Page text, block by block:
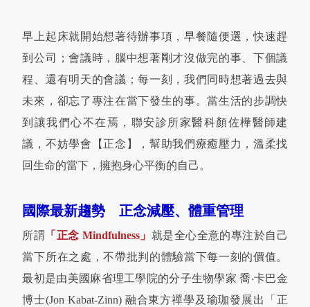
早上起床就開始想著待辦事項，早餐隨便選，快速趕
到公司；會議時，腦中想著剛才沒做完的事、下個議
程、還有明天的會議；每一刻，我們同時想著過去與
未來，卻忘了專注在當下發生的事。當生活的步調快
到讓我們心不在焉，聯安診所家醫科顏佐樺醫師建
議，不妨學會【正念】，幫助我們療癒壓力，溫柔找
回生命的當下，擁抱身心平衡的自己。
國際最新趨勢 正念減壓、體重管理
所謂 「正念 Mindfulness」 就是全心全意的專注於自己
當下所在之處，不帶批判的體驗當下每一刻的價值。
最初是由美國麻省理工學院的分子生物學家 喬‧卡巴金
博士(Jon Kabat-Zinn) 融合東方禪學及瑜珈發展出「正